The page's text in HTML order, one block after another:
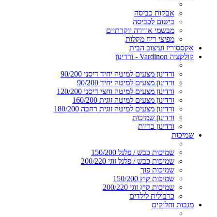
אבקות כביסה
בישום לכביסה
מבשמי אווירה יוקרתיים
מפיצי ריח מקלות
אקססוריז ועיצוב הבית
קולקציה Vardinon - ורדינון
ורדינון מצעים למיטה יחיד דיסני 90/200
ורדינון מצעים למיטה יחיד 90/200
ורדינון מצעים למיטה וחצי דיסני 120/200
ורדינון מצעים למיטה זוגית 160/200
ורדינון מצעים למיטה זוגית רחבה 180/200
ורדינון שמיכות
ורדינון כריות
שמיכות
שמיכות כבש / פלנל 150/200
שמיכות כבש / פלנל זוגי 200/220
שמיכות פוך
שמיכות קיץ 150/200
שמיכות קיץ זוגי 200/220
כרבולית לילדים
מגבות וחלוקים